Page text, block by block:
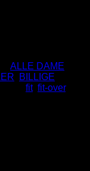
ALLE DAME
BILLIGE
fit, fit-over,